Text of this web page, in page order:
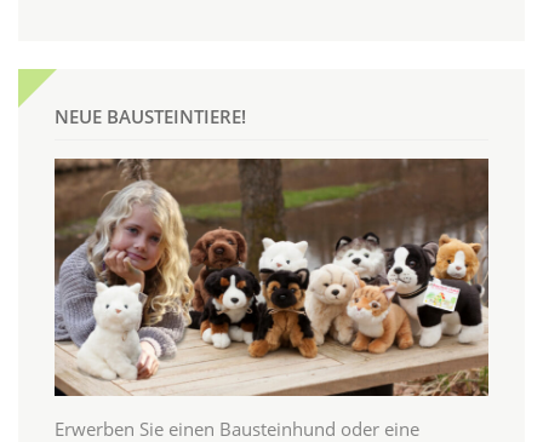
NEUE BAUSTEINTIERE!
Erwerben Sie einen Bausteinhund oder eine